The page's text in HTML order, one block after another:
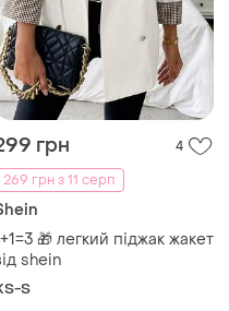
грн
4
269 грн з 11 серп
🎁 легкий піджак жакет
shein
S